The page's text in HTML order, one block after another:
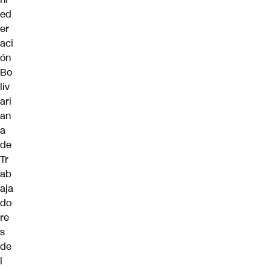
ed
er
aci
ón
Bo
liv
ari
an
a
de
Tr
ab
aja
do
re
s
de
l